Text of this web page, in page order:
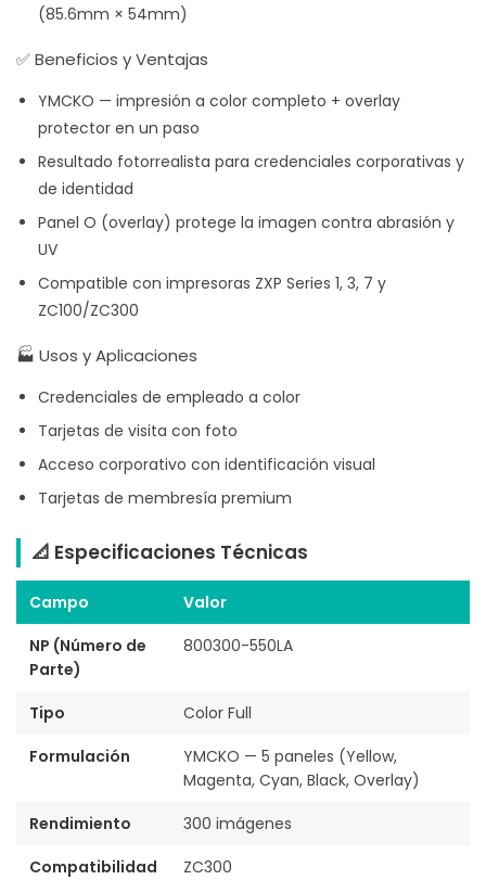
(85.6mm × 54mm)
✅ Beneficios y Ventajas
YMCKO — impresión a color completo + overlay
protector en un paso
Resultado fotorrealista para credenciales corporativas y
de identidad
Panel O (overlay) protege la imagen contra abrasión y
UV
Compatible con impresoras ZXP Series 1, 3, 7 y
ZC100/ZC300
🏭 Usos y Aplicaciones
Credenciales de empleado a color
Tarjetas de visita con foto
Acceso corporativo con identificación visual
Tarjetas de membresía premium
📐 Especificaciones Técnicas
Campo
Valor
NP (Número de
Parte)
800300-550LA
Tipo
Color Full
Formulación
YMCKO — 5 paneles (Yellow,
Magenta, Cyan, Black, Overlay)
Rendimiento
300 imágenes
Compatibilidad
ZC300